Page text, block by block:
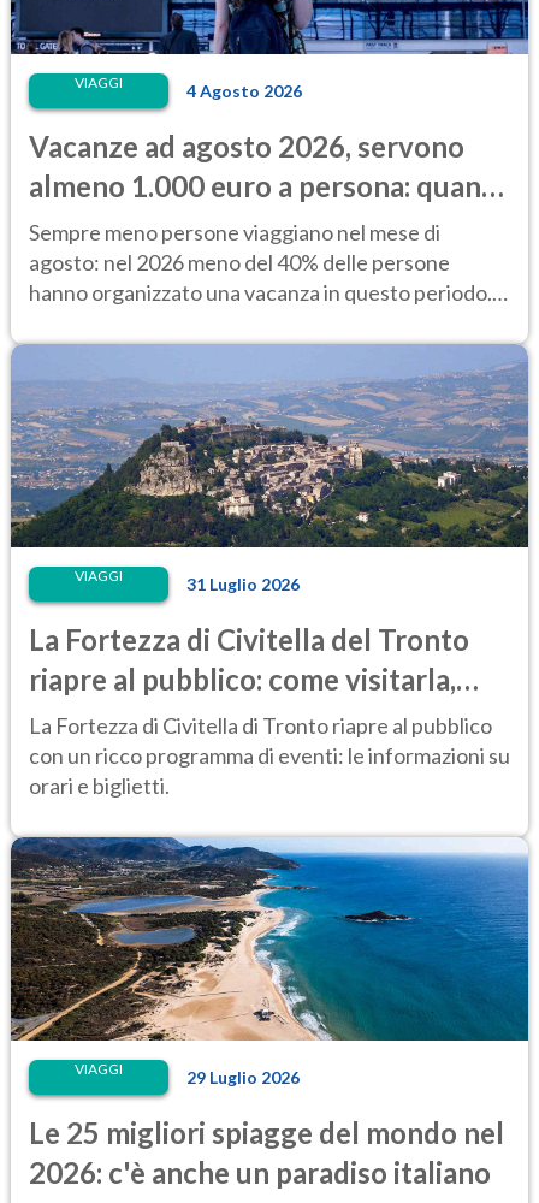
VIAGGI 4 Agosto 2026
Vacanze ad agosto 2026, servono
almeno 1.000 euro a persona: quanto
costano alloggio e trasporti
Sempre meno persone viaggiano nel mese di
agosto: nel 2026 meno del 40% delle persone
hanno organizzato una vacanza in questo periodo.
VIAGGI 31 Luglio 2026
La Fortezza di Civitella del Tronto
riapre al pubblico: come visitarla,
anche di notte
La Fortezza di Civitella di Tronto riapre al pubblico
con un ricco programma di eventi: le informazioni su
orari e biglietti.
VIAGGI 29 Luglio 2026
Le 25 migliori spiagge del mondo nel
2026: c'è anche un paradiso italiano